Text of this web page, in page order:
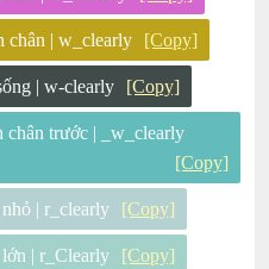
chân | w_clearly [Copy]
| w-clearly [Copy]
chân trước | _w_clearly
[Copy]
| r_clearly [Copy]
| r_Clearly [Copy]